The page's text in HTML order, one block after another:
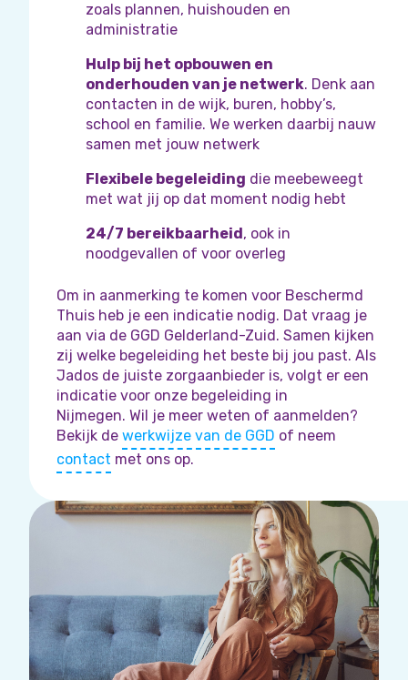
zoals plannen, huishouden en
administratie
Hulp bij het opbouwen en
onderhouden van je netwerk. Denk aan
contacten in de wijk, buren, hobby’s,
school en familie. We werken daarbij nauw
samen met jouw netwerk
Flexibele begeleiding die meebeweegt
met wat jij op dat moment nodig hebt
24/7 bereikbaarheid , ook in
noodgevallen of voor overleg
Om in aanmerking te komen voor Beschermd
Thuis heb je een indicatie nodig. Dat vraag je
aan via de GGD Gelderland-Zuid. Samen kijken
zij welke begeleiding het beste bij jou past. Als
Jados de juiste zorgaanbieder is, volgt er een
indicatie voor onze begeleiding in
Nijmegen. Wil je meer weten of aanmelden?
Bekijk de werkwijze van de GGD of neem
contact met ons op.